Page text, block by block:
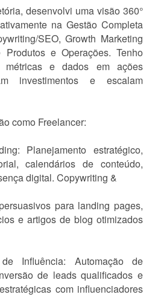
desenvolvi uma visão 360°
na Gestão Completa
SEO, Growth Marketing
e Operações. Tenho
métricas e dados em ações
investimentos e escalam
como Freelancer:
Planejamento estratégico,
calendários de conteúdo,
digital. Copywriting &
para landing pages,
e artigos de blog otimizados
Influência: Automação de
de leads qualificados e
com influenciadores